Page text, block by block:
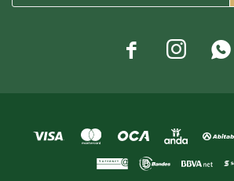
  